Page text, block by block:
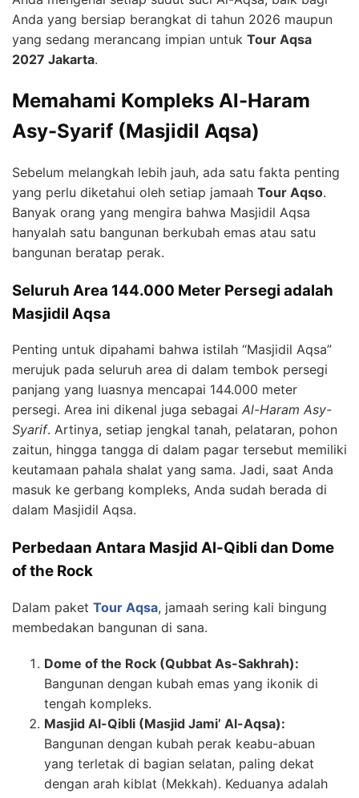
Anda yang bersiap berangkat di tahun 2026 maupun
yang sedang merancang impian untuk Tour Aqsa
2027 Jakarta.
Memahami Kompleks Al-Haram
Asy-Syarif (Masjidil Aqsa)
Sebelum melangkah lebih jauh, ada satu fakta penting
yang perlu diketahui oleh setiap jamaah Tour Aqso.
Banyak orang yang mengira bahwa Masjidil Aqsa
hanyalah satu bangunan berkubah emas atau satu
bangunan beratap perak.
Seluruh Area 144.000 Meter Persegi adalah
Masjidil Aqsa
Penting untuk dipahami bahwa istilah “Masjidil Aqsa”
merujuk pada seluruh area di dalam tembok persegi
panjang yang luasnya mencapai 144.000 meter
persegi. Area ini dikenal juga sebagai Al-Haram Asy-
Syarif. Artinya, setiap jengkal tanah, pelataran, pohon
zaitun, hingga tangga di dalam pagar tersebut memiliki
keutamaan pahala shalat yang sama. Jadi, saat Anda
masuk ke gerbang kompleks, Anda sudah berada di
dalam Masjidil Aqsa.
Perbedaan Antara Masjid Al-Qibli dan Dome
of the Rock
Dalam paket Tour Aqsa, jamaah sering kali bingung
membedakan bangunan di sana.
Dome of the Rock (Qubbat As-Sakhrah):
Bangunan dengan kubah emas yang ikonik di
tengah kompleks.
Masjid Al-Qibli (Masjid Jami’ Al-Aqsa):
Bangunan dengan kubah perak keabu-abuan
yang terletak di bagian selatan, paling dekat
dengan arah kiblat (Mekkah). Keduanya adalah